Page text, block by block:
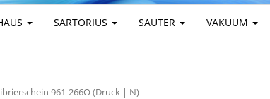
SARTORIUS SAUTER VAKUUM
961-266O (Druck | N)